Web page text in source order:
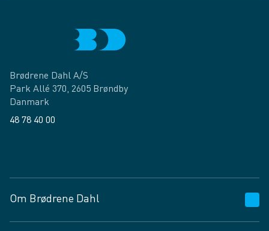
Brødrene Dahl A/S
Park Allé 370, 2605 Brøndby
Danmark
48 78 40 00
Om Brødrene Dahl